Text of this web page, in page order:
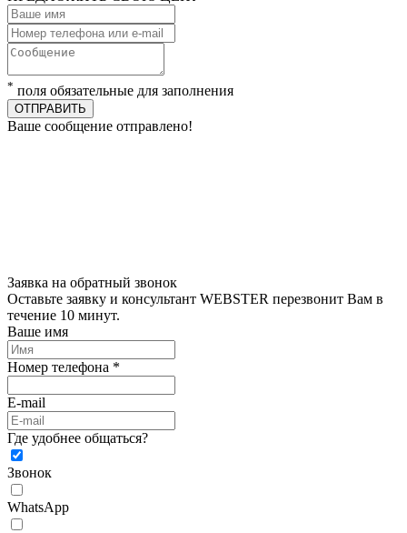
* поля обязательные для заполнения
ОТПРАВИТЬ
Ваше сообщение отправлено!
Заявка на обратный звонок
Оставьте заявку и консультант WEBSTER перезвонит Вам в
течение 10 минут.
Ваше имя
Номер телефона *
E-mail
Где удобнее общаться?
Звонок
WhatsApp